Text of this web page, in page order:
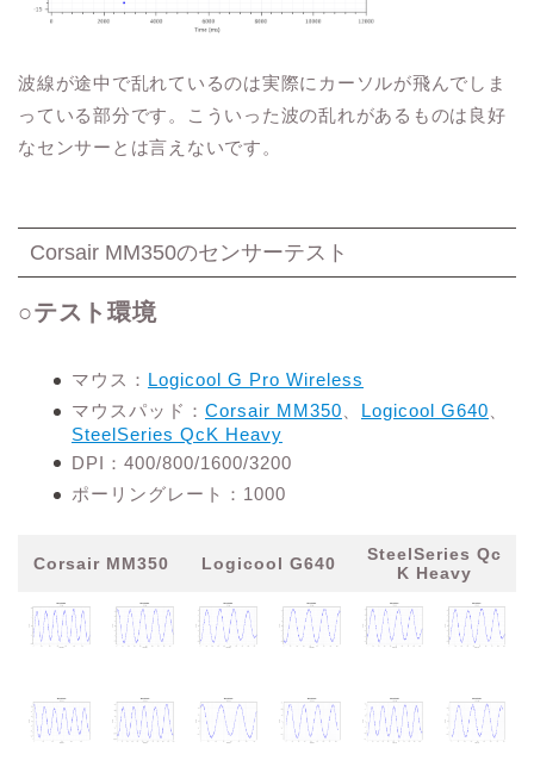
波線が途中で乱れているのは実際にカーソルが飛んでしま
っている部分です。こういった波の乱れがあるものは良好
なセンサーとは言えないです。
Corsair MM350のセンサーテスト
○テスト環境
マウス： Logicool G Pro Wireless
マウスパッド： Corsair MM350 Logicool G640
SteelSeries QcK Heavy
DPI：400/800/1600/3200
ポーリングレート：1000
Corsair MM350 Logicool G640
SteelSeries Qc
K Heavy